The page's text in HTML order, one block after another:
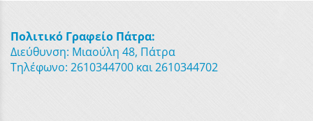
Πολιτικό Γραφείο Πάτρα:
Διεύθυνση: Μιαούλη 48, Πάτρα
Τηλέφωνο: 2610344700 και 2610344702